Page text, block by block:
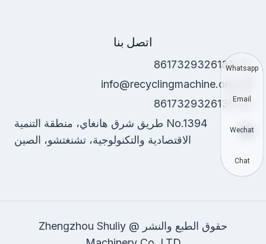
اتصل بنا
8617329326135
info@recyclingmachine.org
8617329326135
No.1394 طريق شرق هانغاي، منطقة التنمية
الاقتصادية والتكنولوجية، تشنغتشو، الصين
حقوق الطبع والنشر @ Zhengzhou Shuliy
Whatsapp
Email
Wechat
Chat